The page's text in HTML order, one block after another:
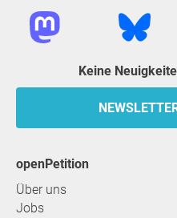
Keine
openPetition
Über uns
Jobs